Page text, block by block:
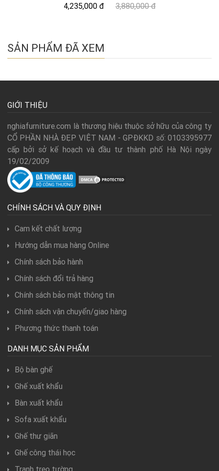
4,235,000 đ
3,880,000 đ
SẢN PHẨM ĐÃ XEM
GIỚI THIỆU
nghiafurniture.com là thương hiệu thuộc sở hữu của công ty
CỔ PHẦN NHÀ ĐẸP VIỆT NAM - GPĐKKD số: 0103395977
cấp bởi sở kế hoạch và đầu tư thành phố Hà Nội ngày
19/02/2009
CHÍNH SÁCH VÀ QUY ĐỊNH
Cam kết chất lượng
Hướng dẫn mua hàng Online
Chính sách bảo hành
Chính sách đổi trả hàng
Chính sách bảo mật thông tin
Chính sách vận chuyển/giao hàng
Phương thức thanh toán
DANH MỤC SẢN PHẨM
Bộ bàn ghế
Ghế xuất khẩu
Bàn xuất khẩu
Sofa xuất khẩu
Ghế thư giãn
Ghế công thái học
Tranh treo tường